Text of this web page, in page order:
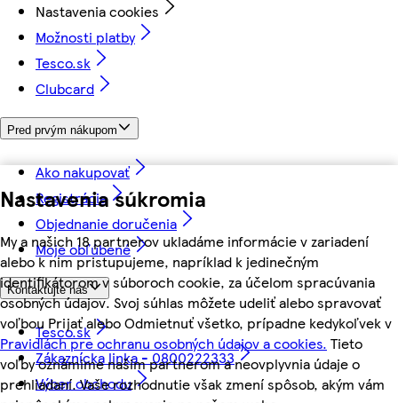
Nastavenia súkromia
My a našich 18 partnerov ukladáme informácie v zariadení
alebo k nim pristupujeme, napríklad k jedinečným
identifikátorom v súboroch cookie, za účelom spracúvania
osobných údajov. Svoj súhlas môžete udeliť alebo spravovať
voľbou Prijať alebo Odmietnuť všetko, prípadne kedykoľvek v
Pravidlách pre ochranu osobných údajov a cookies. Tieto
voľby oznámime našim partnerom a neovplyvnia údaje o
prehliadaní. Vaše rozhodnutie však zmení spôsob, akým vám
Nastavenia cookies
Možnosti platby
Tesco.sk
Clubcard
Pred prvým nákupom
Ako nakupovať
Registrácia
Objednanie doručenia
Moje obľúbené
Kontaktujte nás
Tesco.sk
Zákaznícka linka - 0800222333
Výber obchodu